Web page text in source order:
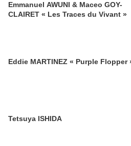
Emmanuel AWUNI & Maceo GOY-
CLAIRET « Les Traces du Vivant »
Eddie MARTINEZ « Purple Flopper
Tetsuya ISHIDA